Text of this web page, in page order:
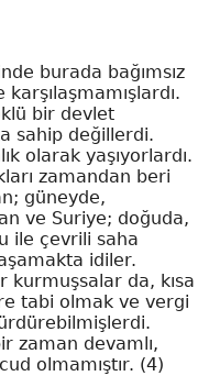
burada bağımsız
bir devlet
sahip değillerdi.
olarak yaşıyorlardı.
zamandan beri
güneyde,
ve Suriye; doğuda,
ile çevrili saha
idiler.
da, kısa
tabi olmak ve vergi
zaman devamlı,
olmamıştır. (4)